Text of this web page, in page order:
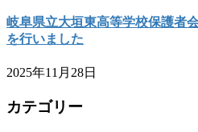
岐阜県立大垣東高等学校保護者
を行いました
2025年11月28日
カテゴリー